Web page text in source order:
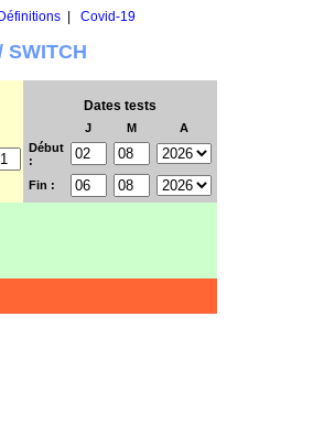
Définitions| Covid-19
Dates tests
J M
A
Début
:
Fin :